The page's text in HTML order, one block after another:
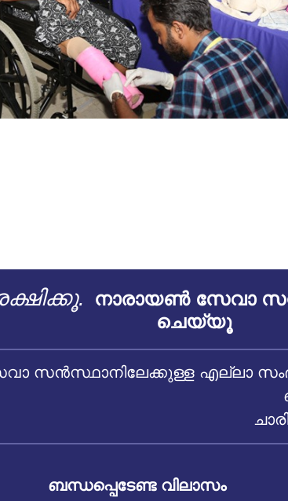
നാരായൺ സേവാ
ചെയ്യൂ
സൻസ്ഥാനിലേക്കുള്ള എല്ലാ
ബന്ധപ്പെടേണ്ട വിലാസം